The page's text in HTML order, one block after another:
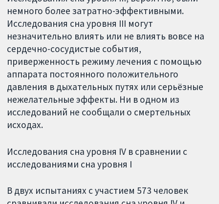
немного более затратно-эффективными.
Исследования сна уровня III могут
незначительно влиять или не влиять вовсе на
сердечно-сосудистые события,
приверженность режиму лечения с помощью
аппарата постоянного положительного
давления в дыхательных путях или серьёзные
нежелательные эффекты. Ни в одном из
исследований не сообщали о смертельных
исходах.
Исследования сна уровня IV в сравнении с
исследованиями сна уровня I
В двух испытаниях с участием 573 человек